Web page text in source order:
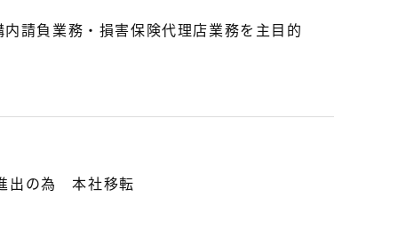
請負業務・損害保険代理店業務を主目的
出の為 本社移転